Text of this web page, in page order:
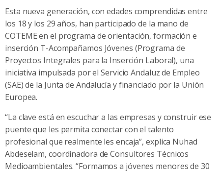
Esta nueva generación, con edades comprendidas entre
los 18 y los 29 años, han participado de la mano de
COTEME en el programa de orientación, formación e
inserción T-Acompañamos Jóvenes (Programa de
Proyectos Integrales para la Inserción Laboral), una
iniciativa impulsada por el Servicio Andaluz de Empleo
(SAE) de la Junta de Andalucía y financiado por la Unión
Europea.
“La clave está en escuchar a las empresas y construir ese
puente que les permita conectar con el talento
profesional que realmente les encaja”, explica Nuhad
Abdeselam, coordinadora de Consultores Técnicos
Medioambientales. “Formamos a jóvenes menores de 30